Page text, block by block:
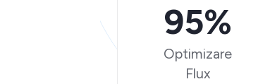
95%
Optimizare
Flux